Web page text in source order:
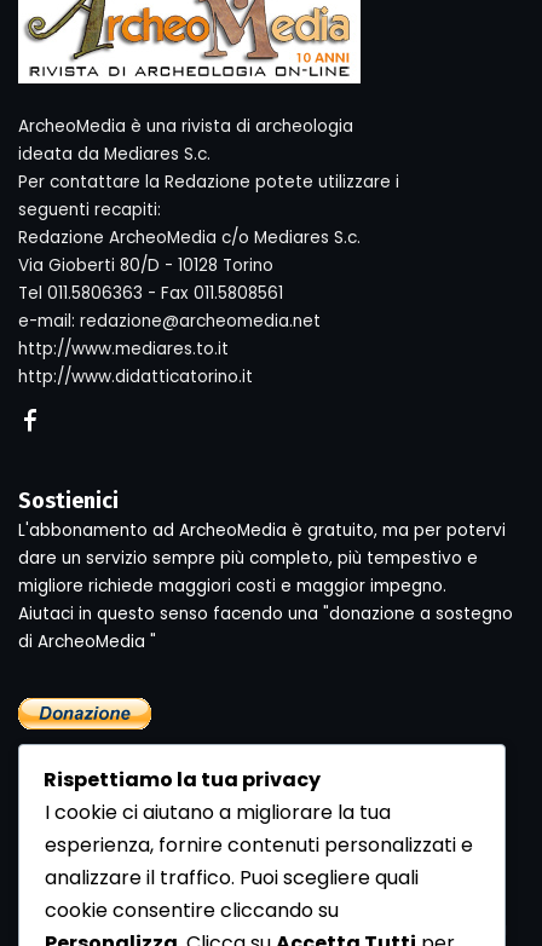
ArcheoMedia è una rivista di archeologia
ideata da Mediares S.c.
Per contattare la Redazione potete utilizzare i
seguenti recapiti:
Redazione ArcheoMedia c/o Mediares S.c.
Via Gioberti 80/D - 10128 Torino
Tel 011.5806363 - Fax 011.5808561
e-mail: redazione@archeomedia.net
http://www.mediares.to.it
http://www.didatticatorino.it
Sostienici
L'abbonamento ad ArcheoMedia è gratuito, ma per potervi
dare un servizio sempre più completo, più tempestivo e
migliore richiede maggiori costi e maggior impegno.
Aiutaci in questo senso facendo una "donazione a sostegno
di ArcheoMedia "
Newsletter
Se vuoi ricevere la Rivista gratuita di archeologia realizzata
Rispettiamo la tua privacy
I cookie ci aiutano a migliorare la tua
esperienza, fornire contenuti personalizzati e
analizzare il traffico. Puoi scegliere quali
cookie consentire cliccando su